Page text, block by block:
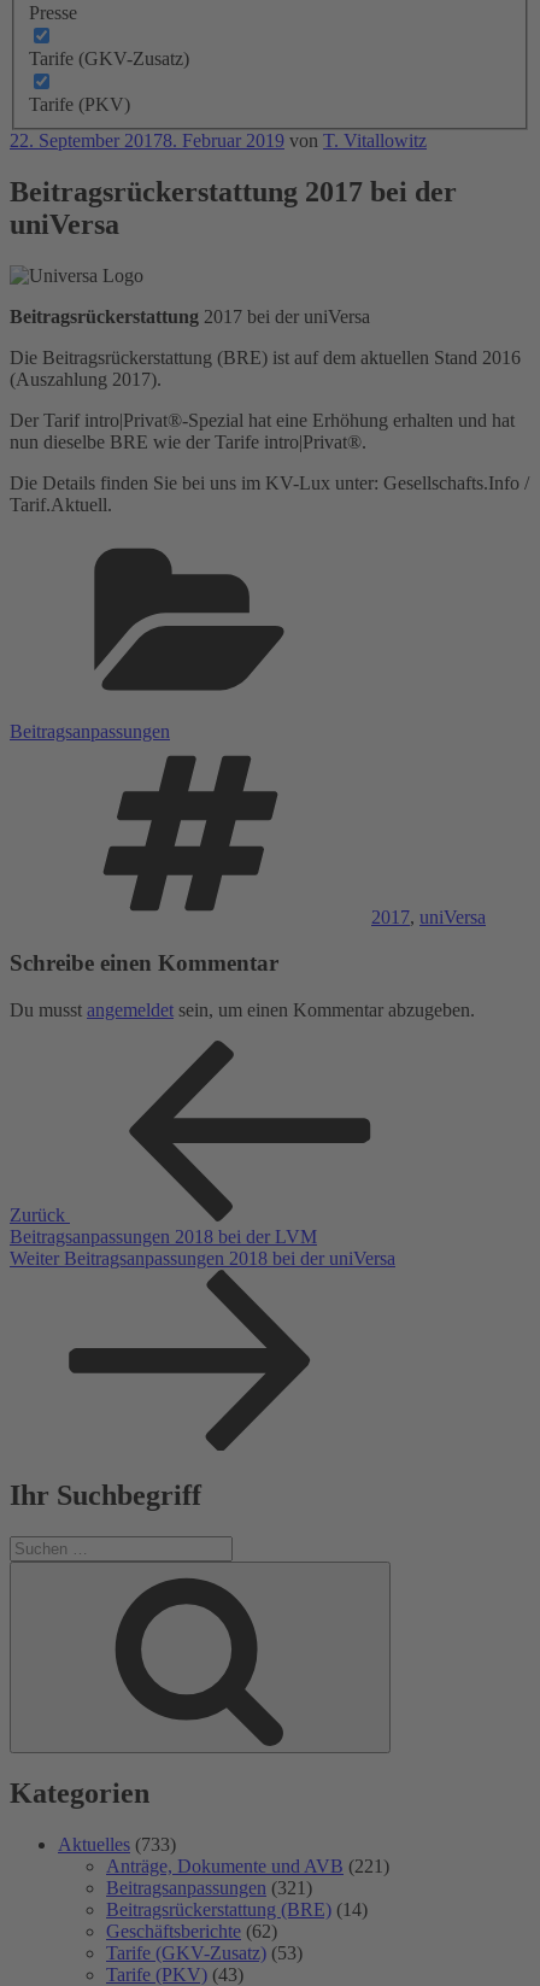
Presse
Tarife (GKV-Zusatz)
Tarife (PKV)
Veröffentlicht
22. September 20178. Februar 2019 von T. Vitallowitz
Beitragsrückerstattung 2017 bei der
uniVersa
Beitragsrückerstattung 2017 bei der uniVersa
Die Beitragsrückerstattung (BRE) ist auf dem aktuellen Stand 2016
(Auszahlung 2017).
Der Tarif intro|Privat®-Spezial hat eine Erhöhung erhalten und hat
nun dieselbe BRE wie der Tarife intro|Privat®.
Die Details finden Sie bei uns im KV-Lux unter: Gesellschafts.Info /
Tarif.Aktuell.
Beitragsanpassungen
2017, uniVersa
Schreibe einen Kommentar
Du musst angemeldet sein, um einen Kommentar abzugeben.
Beitragsnavigation
Zurück
Beitragsanpassungen 2018 bei der LVM
Nächster
Weiter Beitragsanpassungen 2018 bei der uniVersa
Ihr Suchbegriff
Suchen
nach:
Kategorien
Aktuelles (733)
Anträge, Dokumente und AVB (221)
Beitragsanpassungen (321)
Beitragsrückerstattung (BRE) (14)
Geschäftsberichte (62)
Tarife (GKV-Zusatz) (53)
Tarife (PKV) (43)